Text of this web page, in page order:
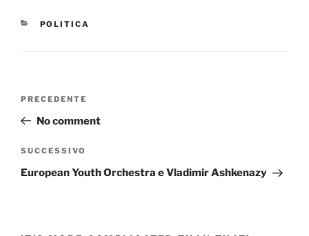
CATEGORIE
POLITICA
Articolo
precedente:
PRECEDENTE
No comment
Articolo
successivo
SUCCESSIVO
European Youth Orchestra e Vladimir Ashkenazy